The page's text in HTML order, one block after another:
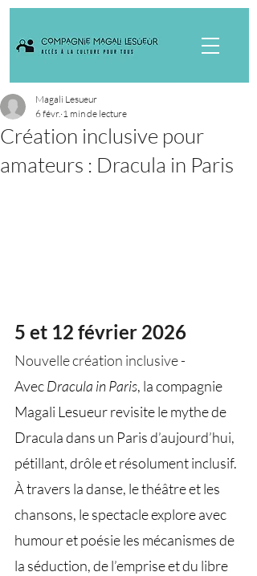
Création inclusive pour
amateurs : Dracula in Paris
Magali Lesueur
6 févr. 1 min de lecture
5 et 12 février 2026
Nouvelle création inclusive -
Avec Dracula in Paris, la compagnie
Magali Lesueur revisite le mythe de
Dracula dans un Paris d’aujourd’hui,
pétillant, drôle et résolument inclusif.
À travers la danse, le théâtre et les
chansons, le spectacle explore avec
humour et poésie les mécanismes de
la séduction, de l’emprise et du libre